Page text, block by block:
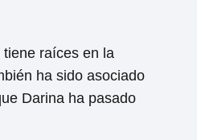
raíces en la
ha sido asociado
Darina ha pasado